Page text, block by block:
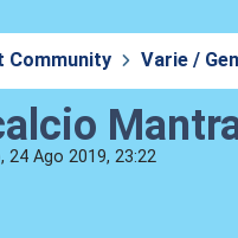
Community Varie /
24 Ago 2019, 23:22